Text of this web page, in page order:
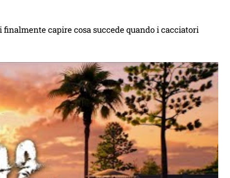
capire cosa succede quando i cacciatori